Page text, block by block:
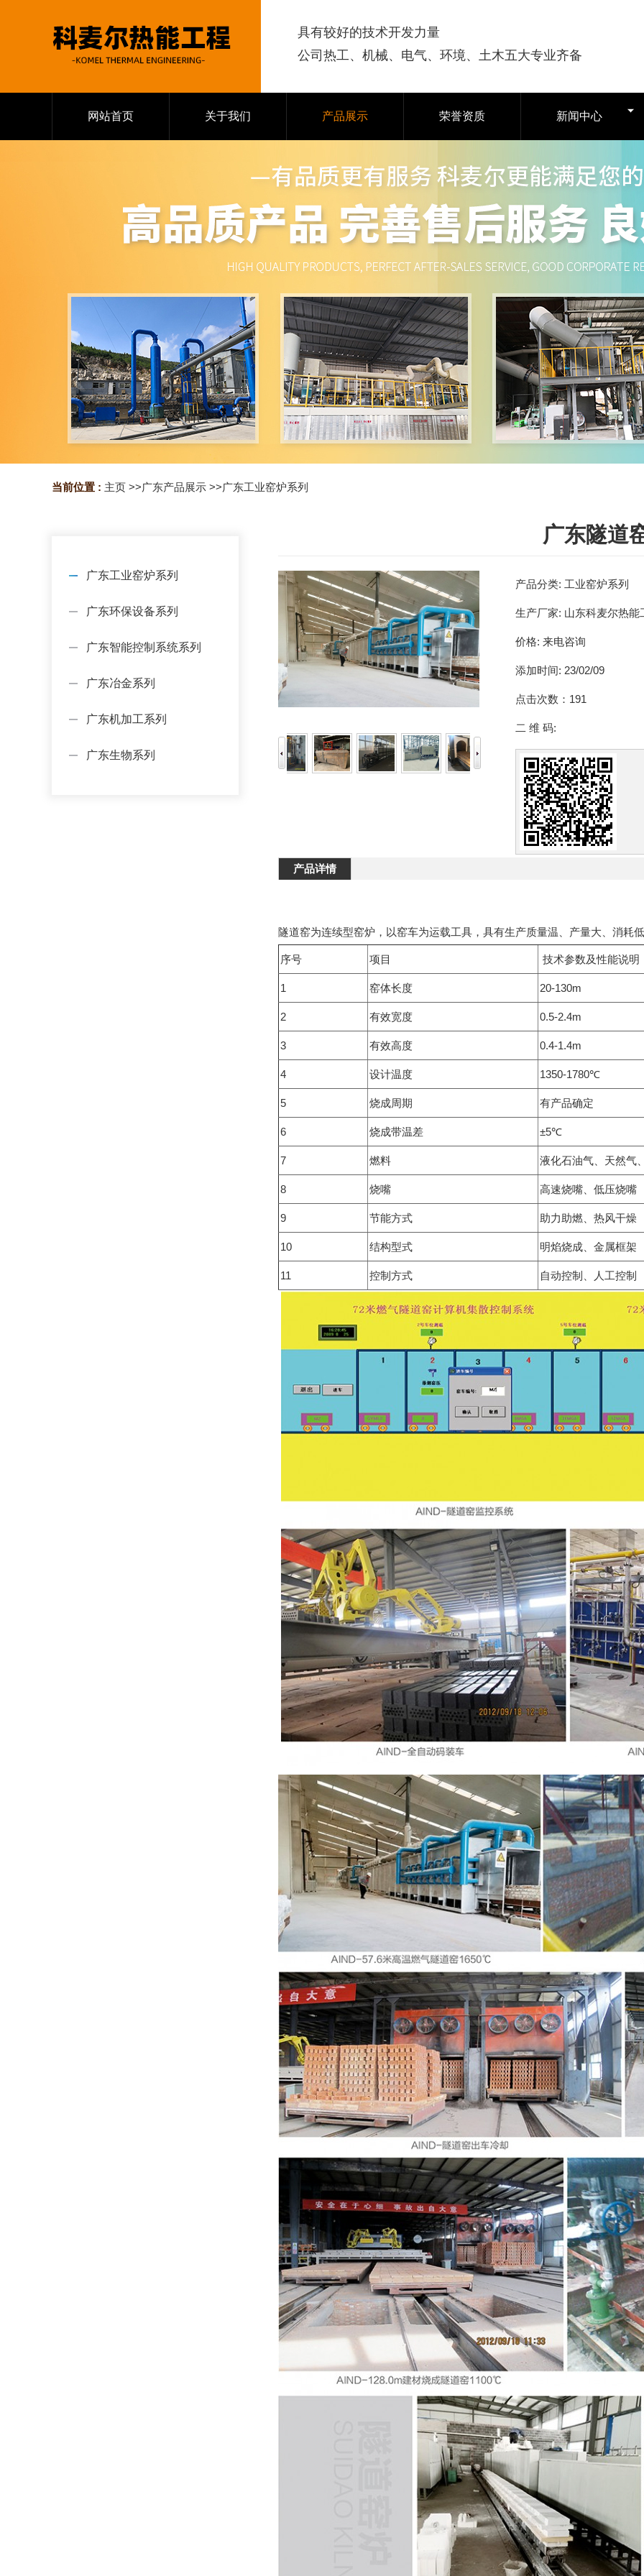
具有较好的技术开发力量
公司热工、机械、电气、环境、土木五大专业齐备
网站首页 关于我们 产品展示 荣誉资质 新闻中心
当前位置 : 主页 >>广东产品展示 >>广东工业窑炉系列
广东工业窑炉系列
广东环保设备系列
广东智能控制系统系列
广东冶金系列
广东机加工系列
广东生物系列
广东隧道
产品分类: 工业窑炉系列
生产厂家: 山东科麦尔热能
价格: 来电咨询
添加时间: 23/02/09
点击次数： 191
二 维 码:
产品详情
隧道窑为连续型窑炉，以窑车为运载工具，具有生产质量温、产量大、消耗
序号 项目 技术参数及性能说明
1 窑体长度 20-130m
2 有效宽度 0.5-2.4m
3 有效高度 0.4-1.4m
4 设计温度 1350-1780℃
5 烧成周期 有产品确定
6 烧成带温差 ±5℃
7 燃料 液化石油气、天然气
8 烧嘴 高速烧嘴、低压烧嘴
9 节能方式 助力助燃、热风干燥
10 结构型式 明焰烧成、金属框架
11 控制方式 自动控制、人工控制